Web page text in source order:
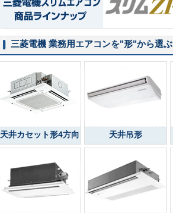
三菱電機 業務用エアコンを"形"から選ぶ
天井カセット形4方向 天井吊形